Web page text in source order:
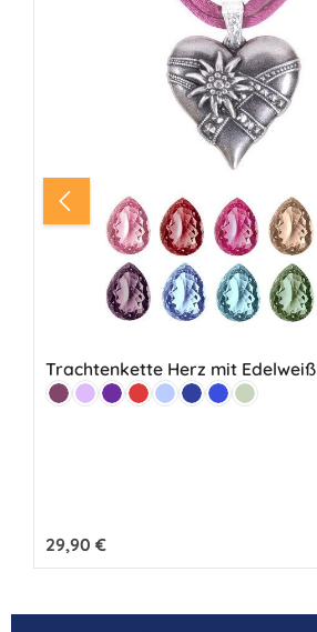
Trachtenkette Herz mit Edelweiß
Farbe:
BeereFliederLila Rot Hellblau
MarineRoyalblau
Lindgrün
Regulärer Preis:
29,90 €